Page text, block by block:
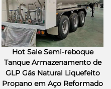
Hot Sale Semi-reboque
Tanque Armazenamento de
GLP Gás Natural Liquefeito
Propano em Aço Reformado